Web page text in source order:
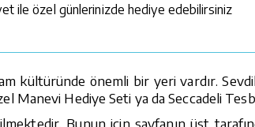
ile özel günlerinizde hediye edebilirsiniz
kültüründe önemli bir yeri vardır.
Manevi Hediye Seti ya da Seccadeli
Bunun için sayfanın üst